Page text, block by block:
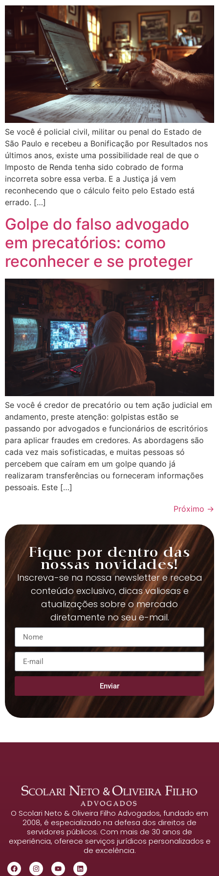
Se você é policial civil, militar ou penal do Estado de
São Paulo e recebeu a Bonificação por Resultados nos
últimos anos, existe uma possibilidade real de que o
Imposto de Renda tenha sido cobrado de forma
incorreta sobre essa verba. E a Justiça já vem
reconhecendo que o cálculo feito pelo Estado está
errado. […]
Golpe do falso advogado
em precatórios: como
reconhecer e se proteger
Se você é credor de precatório ou tem ação judicial em
andamento, preste atenção: golpistas estão se
passando por advogados e funcionários de escritórios
para aplicar fraudes em credores. As abordagens são
cada vez mais sofisticadas, e muitas pessoas só
percebem que caíram em um golpe quando já
realizaram transferências ou forneceram informações
pessoais. Este […]
Próximo →
Fique por dentro das
nossas novidades!
Inscreva-se na nossa newsletter e receba
conteúdo exclusivo, dicas valiosas e
atualizações sobre o mercado
diretamente no seu e-mail.
Enviar
O Scolari Neto & Oliveira Filho Advogados, fundado em
2008, é especializado na defesa dos direitos de
servidores públicos. Com mais de 30 anos de
experiência, oferece serviços jurídicos personalizados e
de excelência.